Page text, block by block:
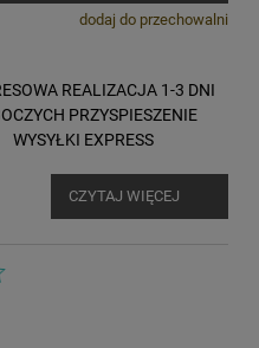
dodaj do przechowalni
REALIZACJA 1-3 DNI
PRZYSPIESZENIE
WYSYŁKI EXPRESS
CZYTAJ WIĘCEJ